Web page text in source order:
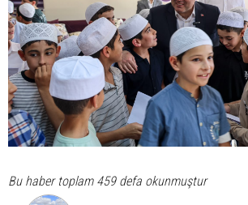
Bu haber toplam 459 defa okunmuştur